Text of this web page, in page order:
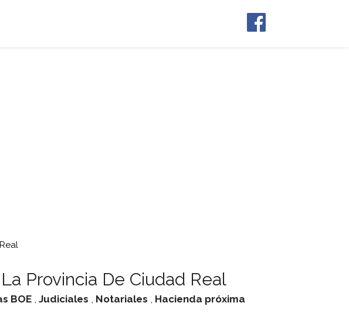
Provincia De Ciudad Real
BOE , Judiciales , Notariales , Hacienda próxima